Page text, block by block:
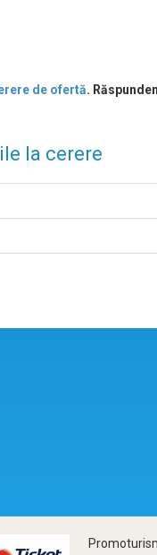
de ofertă.
la cerere